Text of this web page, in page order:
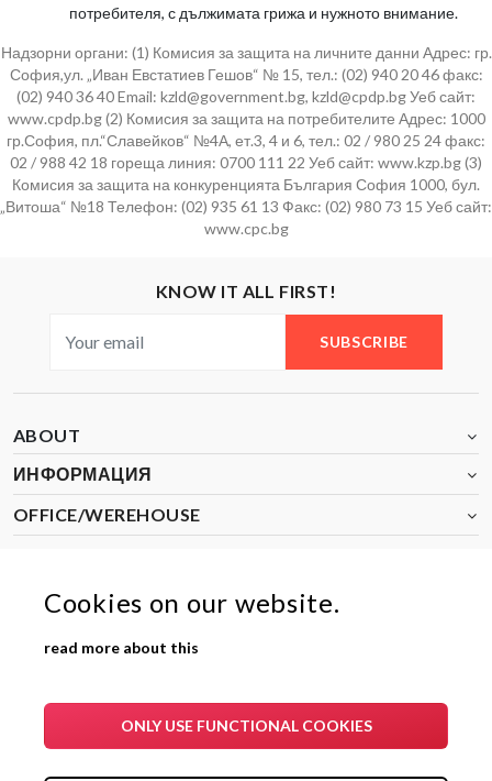
потребителя, с дължимата грижа и нужното внимание.
Надзорни органи: (1) Комисия за защита на личните данни Адрес: гр.
София,ул. „Иван Евстатиев Гешов“ № 15, тел.: (02) 940 20 46 факс:
(02) 940 36 40 Email: kzld@government.bg, kzld@cpdp.bg Уеб сайт:
www.cpdp.bg (2) Комисия за защита на потребителите Адрес: 1000
гр.София, пл.“Славейков“ №4А, ет.3, 4 и 6, тел.: 02 / 980 25 24 факс:
02 / 988 42 18 гореща линия: 0700 111 22 Уеб сайт: www.kzp.bg (3)
Комисия за защита на конкуренцията България София 1000, бул.
„Витоша“ №18 Телефон: (02) 935 61 13 Факс: (02) 980 73 15 Уеб сайт:
www.cpc.bg
KNOW IT ALL FIRST!
SUBSCRIBE
ABOUT
ИНФОРМАЦИЯ
OFFICE/WEREHOUSE
2024-25 Aron Bulgaria
Cookies on our website.
read more about this
ONLY USE FUNCTIONAL COOKIES